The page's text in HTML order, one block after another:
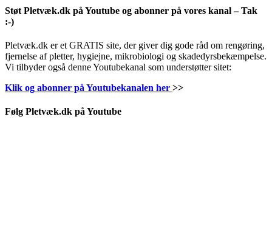
Støt Pletvæk.dk på Youtube og abonner på vores kanal – Tak
:-)
Pletvæk.dk er et GRATIS site, der giver dig gode råd om rengøring,
fjernelse af pletter, hygiejne, mikrobiologi og skadedyrsbekæmpelse.
Vi tilbyder også denne Youtubekanal som understøtter sitet:
Klik og abonner på Youtubekanalen her >>
Følg Pletvæk.dk på Youtube